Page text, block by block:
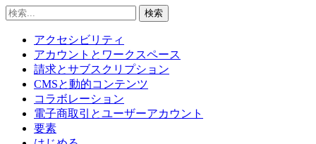
検索
アクセシビリティ
アカウントとワークスペース
請求とサブスクリプション
CMSと動的コンテンツ
コラボレーション
電子商取引とユーザーアカウント
要素